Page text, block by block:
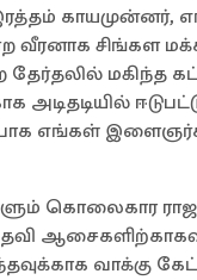
காயமுன்னர்,
வீரனாக சிங்கள
தேர்தலில் மகிந்த
அடிதடியில்
எங்கள்
கொலைகார
வாக்கு